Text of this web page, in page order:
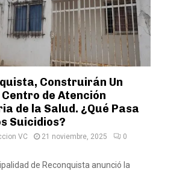
Construirán Un
Centro de Atención
de la Salud. ¿Qué Pasa
Suicidios?
VC 21 noviembre, 2025
0
de Reconquista anunció la